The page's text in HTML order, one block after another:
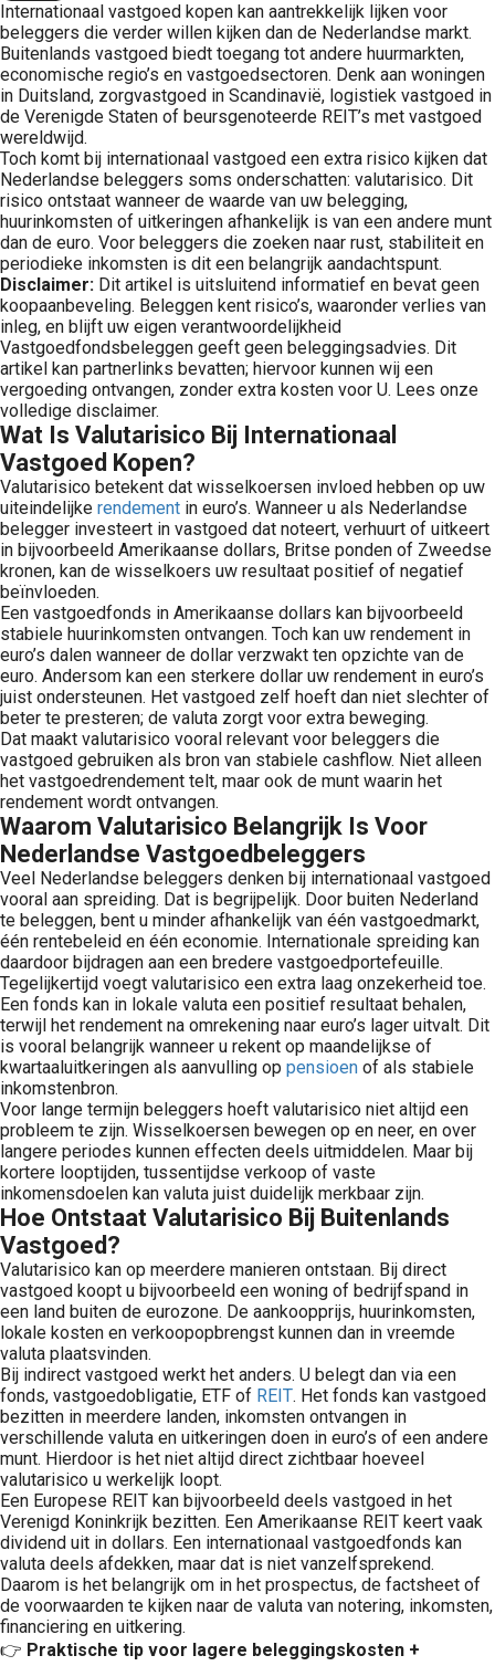
Internationaal vastgoed kopen kan aantrekkelijk lijken voor
beleggers die verder willen kijken dan de Nederlandse markt.
Buitenlands vastgoed biedt toegang tot andere huurmarkten,
economische regio’s en vastgoedsectoren. Denk aan woningen
in Duitsland, zorgvastgoed in Scandinavië, logistiek vastgoed in
de Verenigde Staten of beursgenoteerde REIT’s met vastgoed
wereldwijd.
Toch komt bij internationaal vastgoed een extra risico kijken dat
Nederlandse beleggers soms onderschatten: valutarisico. Dit
risico ontstaat wanneer de waarde van uw belegging,
huurinkomsten of uitkeringen afhankelijk is van een andere munt
dan de euro. Voor beleggers die zoeken naar rust, stabiliteit en
periodieke inkomsten is dit een belangrijk aandachtspunt.
Disclaimer: Dit artikel is uitsluitend informatief en bevat geen
koopaanbeveling. Beleggen kent risico’s, waaronder verlies van
inleg, en blijft uw eigen verantwoordelijkheid
Vastgoedfondsbeleggen geeft geen beleggingsadvies. Dit
artikel kan partnerlinks bevatten; hiervoor kunnen wij een
vergoeding ontvangen, zonder extra kosten voor U. Lees onze
volledige disclaimer.
Wat Is Valutarisico Bij Internationaal
Vastgoed Kopen?
Valutarisico betekent dat wisselkoersen invloed hebben op uw
uiteindelijke rendement in euro’s. Wanneer u als Nederlandse
belegger investeert in vastgoed dat noteert, verhuurt of uitkeert
in bijvoorbeeld Amerikaanse dollars, Britse ponden of Zweedse
kronen, kan de wisselkoers uw resultaat positief of negatief
beïnvloeden.
Een vastgoedfonds in Amerikaanse dollars kan bijvoorbeeld
stabiele huurinkomsten ontvangen. Toch kan uw rendement in
euro’s dalen wanneer de dollar verzwakt ten opzichte van de
euro. Andersom kan een sterkere dollar uw rendement in euro’s
juist ondersteunen. Het vastgoed zelf hoeft dan niet slechter of
beter te presteren; de valuta zorgt voor extra beweging.
Dat maakt valutarisico vooral relevant voor beleggers die
vastgoed gebruiken als bron van stabiele cashflow. Niet alleen
het vastgoedrendement telt, maar ook de munt waarin het
rendement wordt ontvangen.
Waarom Valutarisico Belangrijk Is Voor
Nederlandse Vastgoedbeleggers
Veel Nederlandse beleggers denken bij internationaal vastgoed
vooral aan spreiding. Dat is begrijpelijk. Door buiten Nederland
te beleggen, bent u minder afhankelijk van één vastgoedmarkt,
één rentebeleid en één economie. Internationale spreiding kan
daardoor bijdragen aan een bredere vastgoedportefeuille.
Tegelijkertijd voegt valutarisico een extra laag onzekerheid toe.
Een fonds kan in lokale valuta een positief resultaat behalen,
terwijl het rendement na omrekening naar euro’s lager uitvalt. Dit
is vooral belangrijk wanneer u rekent op maandelijkse of
kwartaaluitkeringen als aanvulling op pensioen of als stabiele
inkomstenbron.
Voor lange termijn beleggers hoeft valutarisico niet altijd een
probleem te zijn. Wisselkoersen bewegen op en neer, en over
langere periodes kunnen effecten deels uitmiddelen. Maar bij
kortere looptijden, tussentijdse verkoop of vaste
inkomensdoelen kan valuta juist duidelijk merkbaar zijn.
Hoe Ontstaat Valutarisico Bij Buitenlands
Vastgoed?
Valutarisico kan op meerdere manieren ontstaan. Bij direct
vastgoed koopt u bijvoorbeeld een woning of bedrijfspand in
een land buiten de eurozone. De aankoopprijs, huurinkomsten,
lokale kosten en verkoopopbrengst kunnen dan in vreemde
valuta plaatsvinden.
Bij indirect vastgoed werkt het anders. U belegt dan via een
fonds, vastgoedobligatie, ETF of REIT. Het fonds kan vastgoed
bezitten in meerdere landen, inkomsten ontvangen in
verschillende valuta en uitkeringen doen in euro’s of een andere
munt. Hierdoor is het niet altijd direct zichtbaar hoeveel
valutarisico u werkelijk loopt.
Een Europese REIT kan bijvoorbeeld deels vastgoed in het
Verenigd Koninkrijk bezitten. Een Amerikaanse REIT keert vaak
dividend uit in dollars. Een internationaal vastgoedfonds kan
valuta deels afdekken, maar dat is niet vanzelfsprekend.
Daarom is het belangrijk om in het prospectus, de factsheet of
de voorwaarden te kijken naar de valuta van notering, inkomsten,
financiering en uitkering.
👉 Praktische tip voor lagere beleggingskosten +